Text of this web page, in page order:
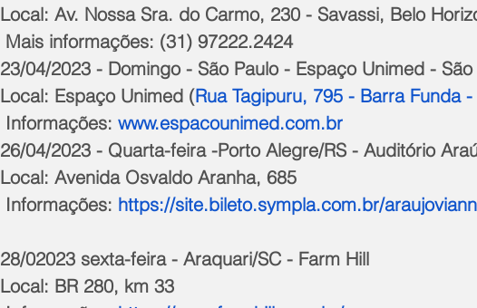
Local: Av. Nossa Sra. do Carmo, 230 - Savassi, Belo
Mais informações: (31) 97222.2424
23/04/2023 - Domingo - São Paulo - Espaço Unimed - São
Local: Espaço Unimed (Rua Tagipuru, 795 - Barra Funda -
Informações: www.espacounimed.com.br
26/04/2023 - Quarta-feira -Porto Alegre/RS - Auditório
Local: Avenida Osvaldo Aranha, 685
Informações: https://site.bileto.sympla.com.br/
28/02023 sexta-feira - Araquari/SC - Farm Hill
Local: BR 280, km 33